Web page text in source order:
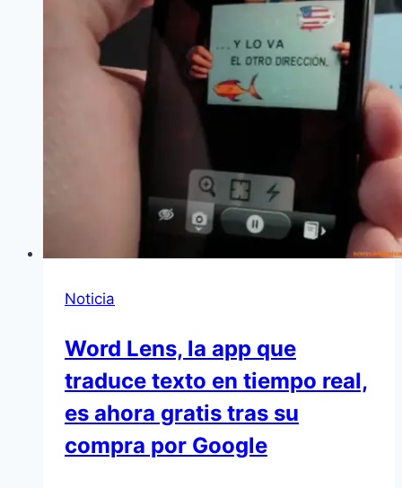
Noticia
Word Lens, la app que
traduce texto en tiempo real,
es ahora gratis tras su
compra por Google